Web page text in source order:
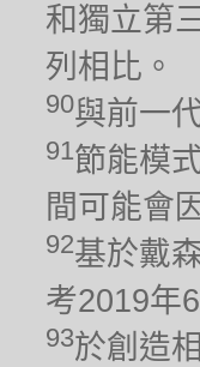
和獨立第
列相比。
90與前一
91節能模
間可能會
92基於戴
考2019年
93於創造